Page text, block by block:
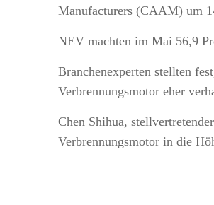
Manufacturers (CAAM) um
NEV machten im Mai 56,9
Branchenexperten stellten
Verbrennungsmotor eher
Chen Shihua,
Verbrennungsmotor in die